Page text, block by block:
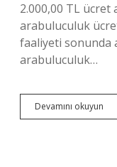
2.000,00 TL ücret
arabuluculuk
faaliyeti sonunda
arabuluculuk…
Devamını okuyun
Kim